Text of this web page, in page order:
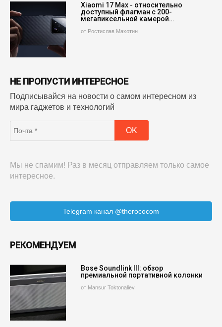
Xiaomi 17 Max - относительно
доступный флагман с 200-
мегапиксельной камерой…
от Ростислав Махотин
НЕ ПРОПУСТИ ИНТЕРЕСНОЕ
Подписывайся на новости о самом интересном из
мира гаджетов и технологий
Мы не спамим! Раз в месяц отправляем только самое
интересное.
Telegram канал @therococom
РЕКОМЕНДУЕМ
Bose Soundlink III: обзор
премиальной портативной колонки
от Mansur Toktonaliev